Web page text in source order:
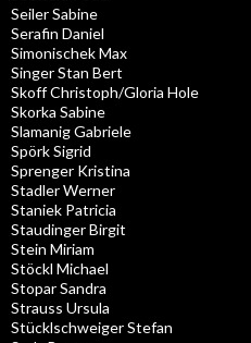
Seiler Sabine
Serafin Daniel
Simonischek Max
Singer Stan Bert
Skoff Christoph/Gloria Hole
Skorka Sabine
Slamanig Gabriele
Spörk Sigrid
Sprenger Kristina
Stadler Werner
Staniek Patricia
Staudinger Birgit
Stein Miriam
Stöckl Michael
Stopar Sandra
Strauss Ursula
Stücklschweiger Stefan